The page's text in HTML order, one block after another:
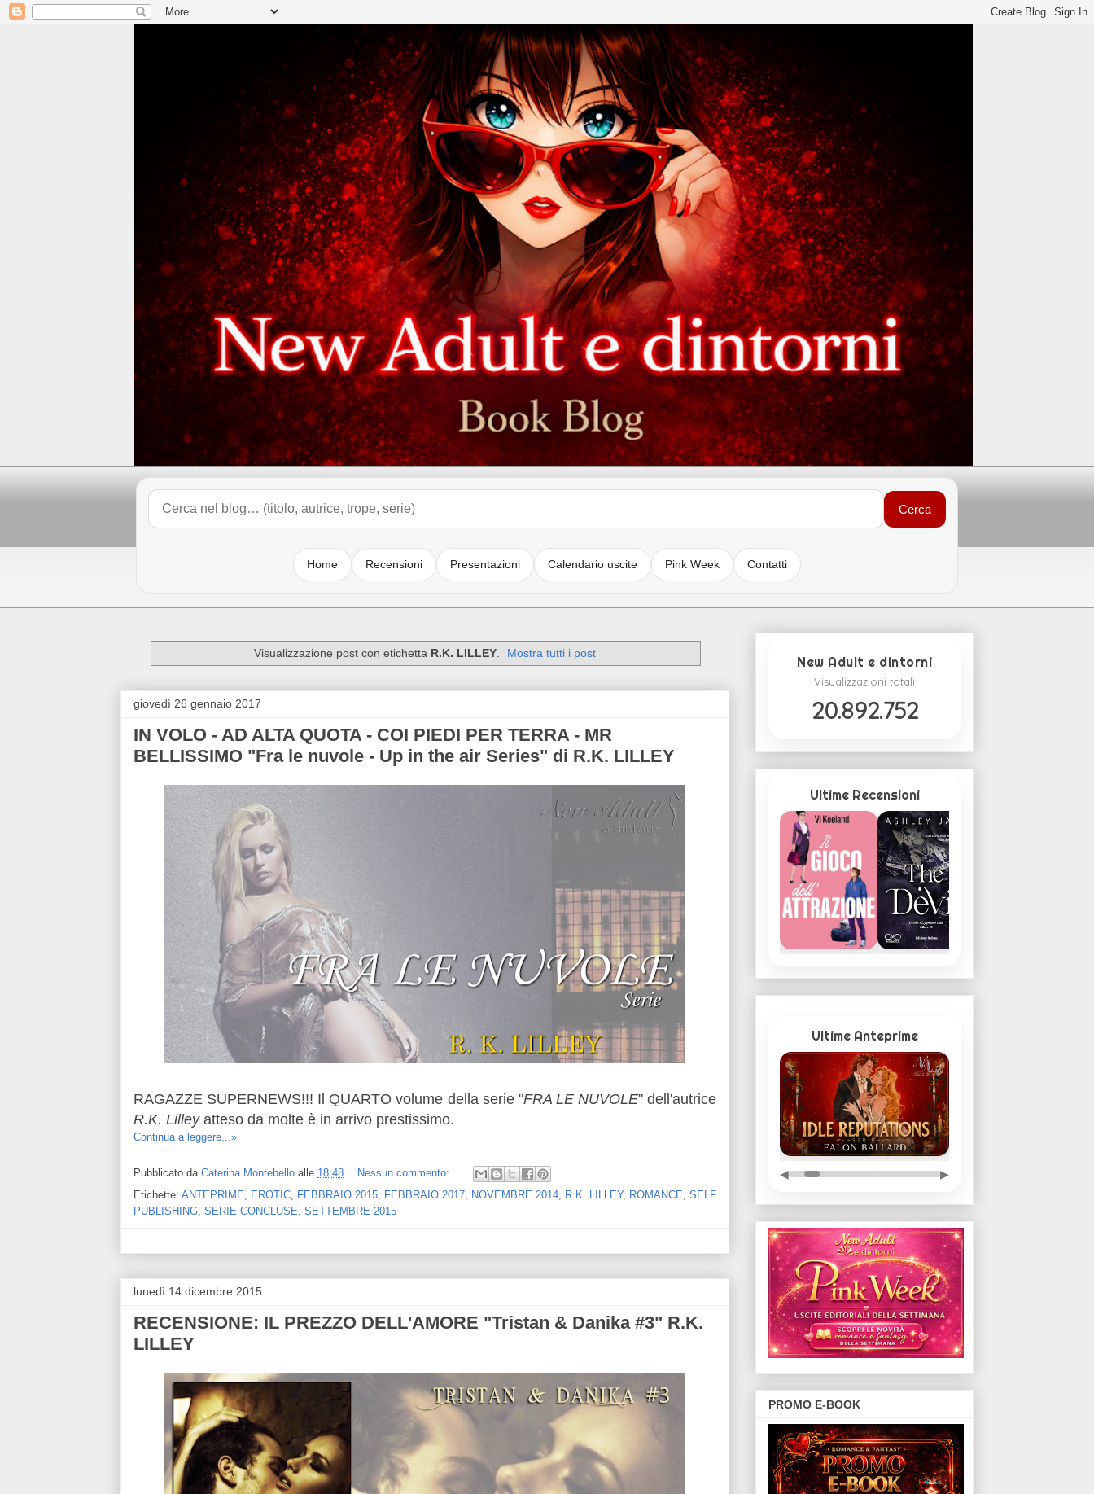
Cerca
Home Recensioni Presentazioni Calendario uscite Pink Week Contatti
Visualizzazione post con etichetta R.K. LILLEY. Mostra tutti i post
giovedì 26 gennaio 2017
IN VOLO - AD ALTA QUOTA - COI PIEDI PER TERRA - MR
BELLISSIMO "Fra le nuvole - Up in the air Series" di R.K. LILLEY
RAGAZZE SUPERNEWS!!! Il QUARTO volume della serie "FRA LE NUVOLE" dell'autrice
R.K. Lilleyatteso da molte è in arrivo prestissimo.
Continua a leggere...»
Pubblicato da Caterina Montebello alle 18:48
Nessun commento:
Etichette: ANTEPRIME EROTIC FEBBRAIO 2015 FEBBRAIO 2017 NOVEMBRE 2014 R.K. LILLEY, ROMANCE SELF
PUBLISHING SERIE CONCLUSE SETTEMBRE 2015
lunedì 14 dicembre 2015
RECENSIONE: IL PREZZO DELL'AMORE "Tristan & Danika #3" R.K.
LILLEY
New Adult e dintorni
Visualizzazioni totali
20.892.752
Ultime Recensioni
Ultime Anteprime
◀ ▶
PROMO E-BOOK